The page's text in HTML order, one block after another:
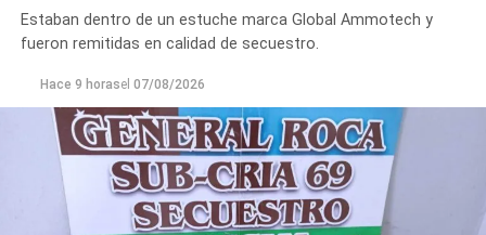
Estaban dentro de un estuche marca Global Ammotech y
fueron remitidas en calidad de secuestro.
Hace 9 horasel 07/08/2026